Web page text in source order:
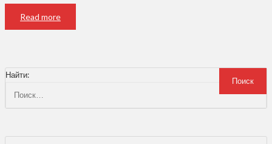
Read more
Найти: